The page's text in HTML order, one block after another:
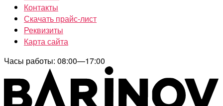
Контакты
Скачать прайс-лист
Реквизиты
Карта сайта
Часы работы: 08:00—17:00